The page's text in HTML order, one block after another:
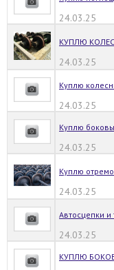
24.03.25
КУПЛЮ
24.03.25
Куплю
24.03.25
Куплю
24.03.25
Куплю
24.03.25
Автосцепки и
24.03.25
КУПЛЮ